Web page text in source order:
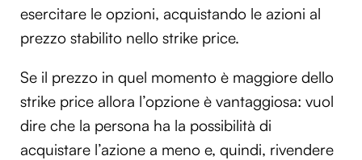
esercitare le opzioni, acquistando le azioni al
prezzo stabilito nello strike price.
Se il prezzo in quel momento è maggiore dello
strike price allora l’opzione è vantaggiosa: vuol
dire che la persona ha la possibilità di
acquistare l’azione a meno e, quindi, rivendere